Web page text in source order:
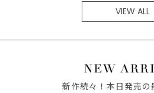
VIEW ALL
新作続々！本日発売の